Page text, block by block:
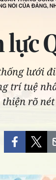
lực
lưới
trí tuệ
rõ